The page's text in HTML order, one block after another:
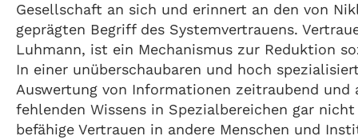
Gesellschaft an sich und erinnert an den von
geprägten Begriff des Systemvertrauens.
Luhmann, ist ein Mechanismus zur Reduktion
In einer unüberschaubaren und hoch
Auswertung von Informationen zeitraubend und
fehlenden Wissens in Spezialbereichen gar
befähige Vertrauen in andere Menschen und